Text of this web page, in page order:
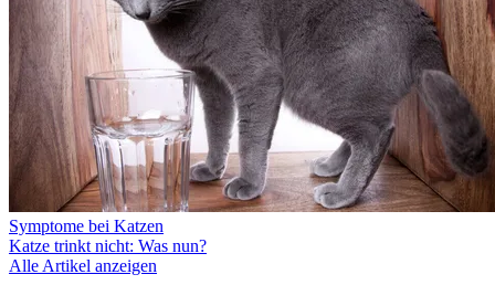
Symptome bei Katzen
Katze trinkt nicht: Was nun?
Alle Artikel anzeigen